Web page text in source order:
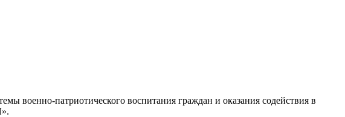
патриотического воспитания граждан и оказания содействия в